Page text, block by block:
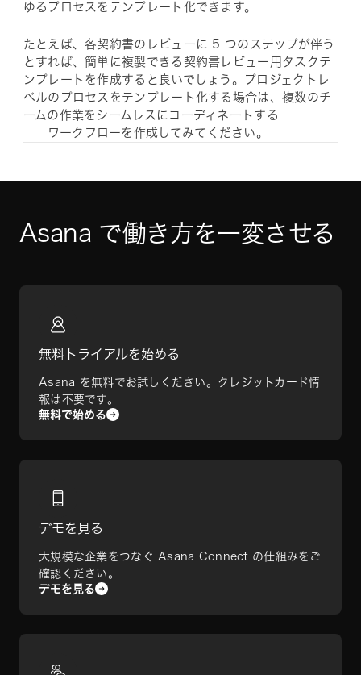
ゆるプロセスをテンプレート化できます。
たとえば、各契約書のレビューに 5 つのステップが伴う
とすれば、簡単に複製できる契約書レビュー用タスクテ
ンプレートを作成すると良いでしょう。プロジェクトレ
ベルのプロセスをテンプレート化する場合は、複数のチ
ームの作業をシームレスにコーディネートする
ワークフローを作成してみてください。
Asana で働き方を一変させる
無料トライアルを始める
Asana を無料でお試しください。クレジットカード情
報は不要です。
無料で始める
デモを見る
大規模な企業をつなぐ Asana Connect の仕組みをご
確認ください。
デモを見る